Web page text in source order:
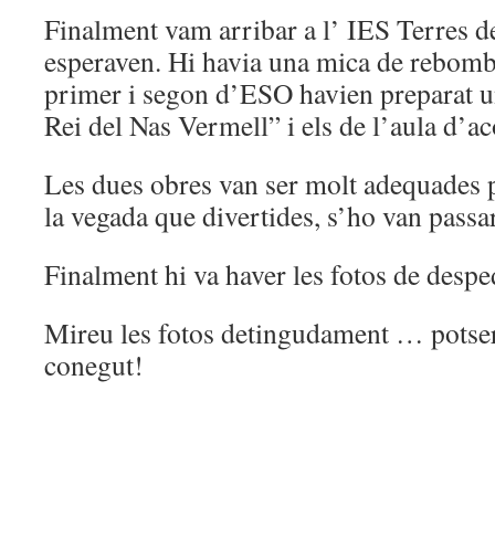
Finalment vam arribar a l’ IES Terres
esperaven. Hi havia una mica de
primer i segon d’ESO havien preparat
Rei del Nas Vermell” i els de l’aula
Les dues obres van ser molt
la vegada que divertides, s’ho van
Finalment hi va haver les fotos de
Mireu les fotos detingudament …
conegut!